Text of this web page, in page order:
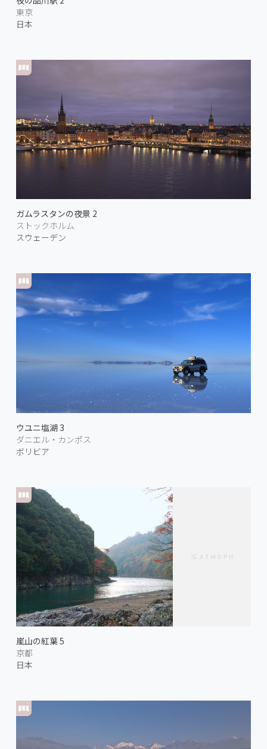
東京
日本
ガムラスタンの夜景 2
ストックホルム
スウェーデン
ウユニ塩湖 3
ダニエル・カンポス
ボリビア
嵐山の紅葉 5
京都
日本